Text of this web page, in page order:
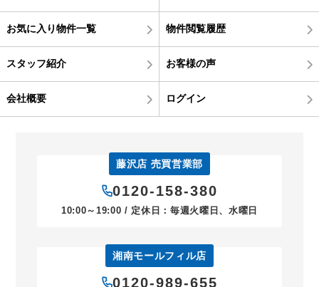
お気に入り物件一覧 物件閲覧履歴
スタッフ紹介 お客様の声
会社概要 ログイン
藤沢店 売買営業部
0120-158-380
10:00～19:00 / 定休日：毎週火曜日、水曜日
湘南モールフィル店
0120-989-655